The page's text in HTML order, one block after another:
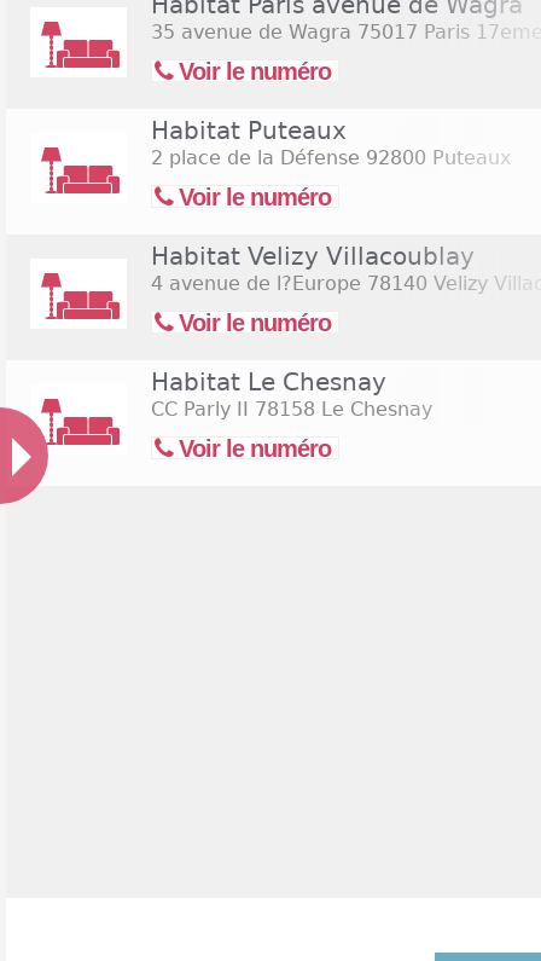
35 avenue de Wagra 75017 Paris
Voir le numéro
Habitat Puteaux
2 place de la Défense 92800 Puteaux
Voir le numéro
Habitat Velizy Villacoublay
4 avenue de l?Europe 78140 Velizy
Voir le numéro
Habitat Le Chesnay
CC Parly II 78158 Le Chesnay
Voir le numéro